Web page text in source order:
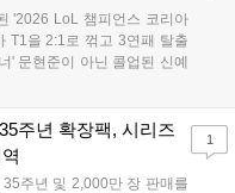
'2026 LoL 챔피언스 코리아
T1을 2:1로 꺾고 3연패 탈출
' 문현준이 아닌 콜업된 신예
로 패배하고 말았다. T1은
주년 확장팩, 시리즈
주년 및 2,000만 장 판매를
1